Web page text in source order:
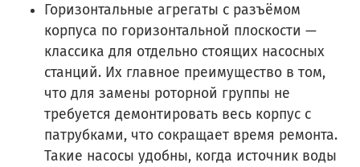
Горизонтальные агрегаты с разъёмом
корпуса по горизонтальной плоскости —
классика для отдельно стоящих насосных
станций. Их главное преимущество в том,
что для замены роторной группы не
требуется демонтировать весь корпус с
патрубками, что сокращает время ремонта.
Такие насосы удобны, когда источник воды